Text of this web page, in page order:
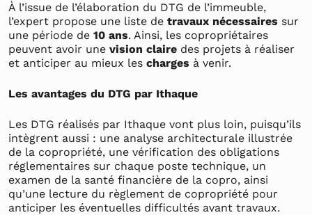
À l’issue de l’élaboration du DTG de l’immeuble,
l’expert propose une liste de travaux nécessaires sur
une période de 10 ans. Ainsi, les copropriétaires
peuvent avoir une vision claire des projets à réaliser
et anticiper au mieux les charges à venir.
Les avantages du DTG par Ithaque
Les DTG réalisés par Ithaque vont plus loin, puisqu’ils
intègrent aussi : une analyse architecturale illustrée
de la copropriété, une vérification des obligations
réglementaires sur chaque poste technique, un
examen de la santé financière de la copro, ainsi
qu’une lecture du règlement de copropriété pour
anticiper les éventuelles difficultés avant travaux.